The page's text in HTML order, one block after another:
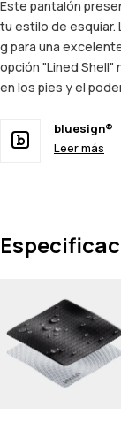
Este pantalón
tu estilo de esquiar.
g para una
opción "Lined Shell"
en los pies y el
bluesign®
Leer más